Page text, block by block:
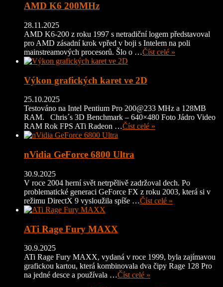
AMD K6 200MHz
28.11.2025
AMD K6-200 z roku 1997 s netradiční logem představoval
pro AMD zásadní krok vpřed v boji s Intelem na poli
mainstreamových procesorů. Šlo o …Číst celé »
Výkon grafických karet ve 2D
25.10.2025
Testováno na Intel Pentium Pro 200@233 MHz a 128MB
RAM. Chris´s 3D Benchmark – 640×480 Foto Jádro Video
RAM Rok FPS ATi Radeon …Číst celé »
nVidia GeForce 6800 Ultra
30.9.2025
V roce 2004 herní svět netrpělivě zadržoval dech. Po
problematické generaci GeForce FX z roku 2003, která si v
režimu DirectX 9 vysloužila spíše …Číst celé »
ATi Rage Fury MAXX
30.9.2025
ATi Rage Fury MAXX, vydaná v roce 1999, byla zajímavou
grafickou kartou, která kombinovala dva čipy Rage 128 Pro
na jedné desce a používala …Číst celé »